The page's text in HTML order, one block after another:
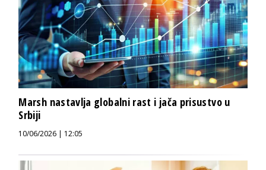
Marsh nastavlja globalni rast i jača prisustvo u
Srbiji
10/06/2026 | 12:05